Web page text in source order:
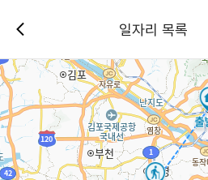
일자리 목록